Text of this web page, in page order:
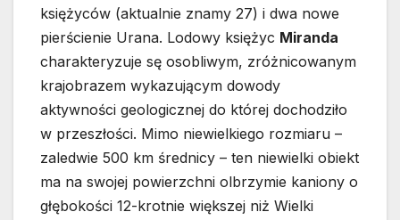
księżyców (aktualnie znamy 27) i dwa nowe
pierścienie Urana. Lodowy księżyc Miranda
charakteryzuje sę osobliwym, zróżnicowanym
krajobrazem wykazującym dowody
aktywności geologicznej do której dochodziło
w przeszłości. Mimo niewielkiego rozmiaru –
zaledwie 500 km średnicy – ten niewielki obiekt
ma na swojej powierzchni olbrzymie kaniony o
głębokości 12-krotnie większej niż Wielki